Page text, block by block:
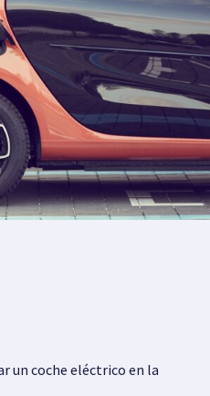
un coche eléctrico en la